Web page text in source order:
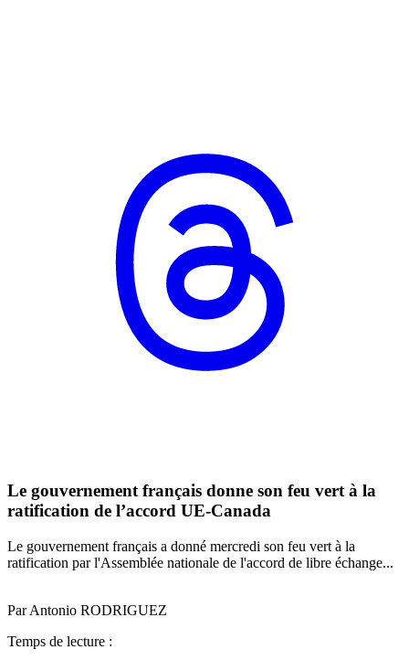
Le gouvernement français donne son feu vert à la
ratification de l’accord UE-Canada
Le gouvernement français a donné mercredi son feu vert à la
ratification par l'Assemblée nationale de l'accord de libre échange...
Par Antonio RODRIGUEZ
Temps de lecture :